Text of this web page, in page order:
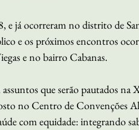
e já ocorreram no distrito de
e os próximos encontros
e no bairro Cabanas.
que serão pautados
no Centro de Convenções
com equidade: integrando